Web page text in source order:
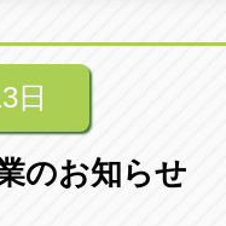
0561-84-
アップル
0586-28-
池町29-1
号店
3-4-12
日
のお知らせ